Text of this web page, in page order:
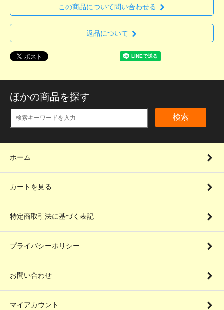
この商品について問い合わせる
返品について
ほかの商品を探す
検索
ホーム
カートを見る
特定商取引法に基づく表記
プライバシーポリシー
お問い合わせ
マイアカウント